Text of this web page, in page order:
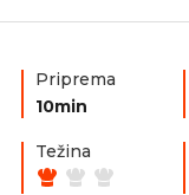
Priprema
10min
Težina